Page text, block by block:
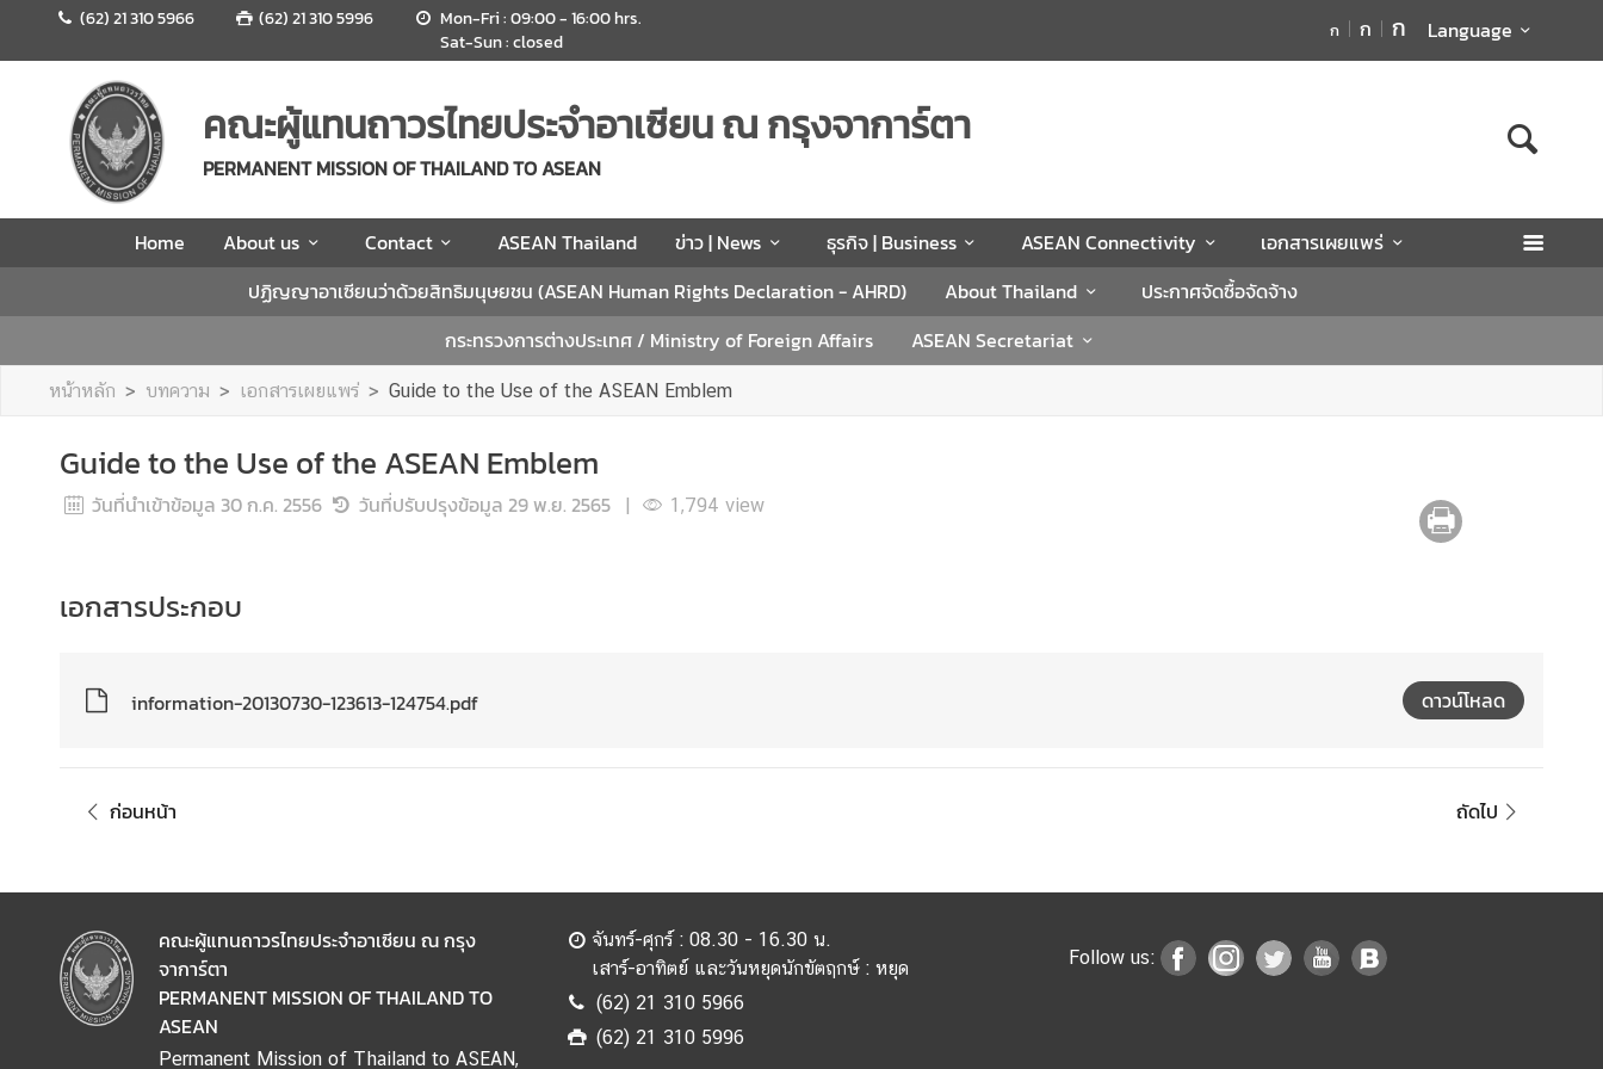
(62) 21 310 5966 (62) 21 310 5996
Mon-Fri : 09:00 - 16:00 hrs.
Sat-Sun : closed
ก ก ก Language
คณะผู้แทนถาวรไทยประจำอาเซียน ณ กรุงจาการ์ตา
PERMANENT MISSION OF THAILAND TO ASEAN
Home About us Contact ASEAN Thailand ข่าว | News ธุรกิจ | Business ASEAN Connectivity
เอกสารเผยแพร่
ปฏิญญาอาเซียนว่าด้วยสิทธิมนุษยชน (ASEAN Human Rights Declaration - AHRD)
About Thailand
ประกาศจัดซื้อจัดจ้าง
กระทรวงการต่างประเทศ / Ministry of Foreign Affairs
ASEAN Secretariat
m
A
o
u
s
C
o
n
c
l
a
หน้าหลัก บทความ เอกสารเผยแพร่ Guide to the Use of the ASEAN Emblem
Guide to the Use of the ASEAN Emblem
วันที่นำเข้าข้อมูล 30 ก.ค. 2556 วันที่ปรับปรุงข้อมูล 29 พ.ย. 2565 | 1,794 view
เอกสารประกอบ
information-20130730-123613-124754.pdf ดาวน์โหลด
ก่อนหน้า ถัดไป
คณะผู้แทนถาวรไทยประจำอาเซียน ณ กรุง
จาการ์ตา
PERMANENT MISSION OF THAILAND TO
ASEAN
Permanent Mission of Thailand to ASEAN,
จันทร์-ศุกร์ : 08.30 - 16.30 น.
เสาร์-อาทิตย์ และวันหยุดนักขัตฤกษ์ : หยุด
(62) 21 310 5966
(62) 21 310 5996
Follow us: